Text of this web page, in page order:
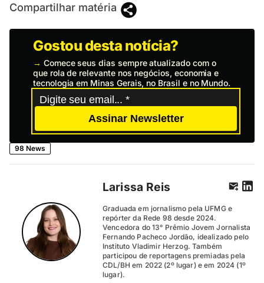
Compartilhar matéria
Gostou desta notícia?
→ Comece seus dias sempre atualizado com o
que rola de relevante nos negócios, economia e
tecnologia em Minas Gerais, no Brasil e no Mundo.
Assinar Newsletter
98 News
Larissa Reis
Graduada em jornalismo pela UFMG e
repórter da Rede 98 desde 2024.
Vencedora do 13° Prêmio Jovem Jornalista
Fernando Pacheco Jordão, idealizado pelo
Instituto Vladimir Herzog. Também
participou de reportagens premiadas pela
CDL/BH em 2022 (2º lugar) e em 2024 (1º
lugar).